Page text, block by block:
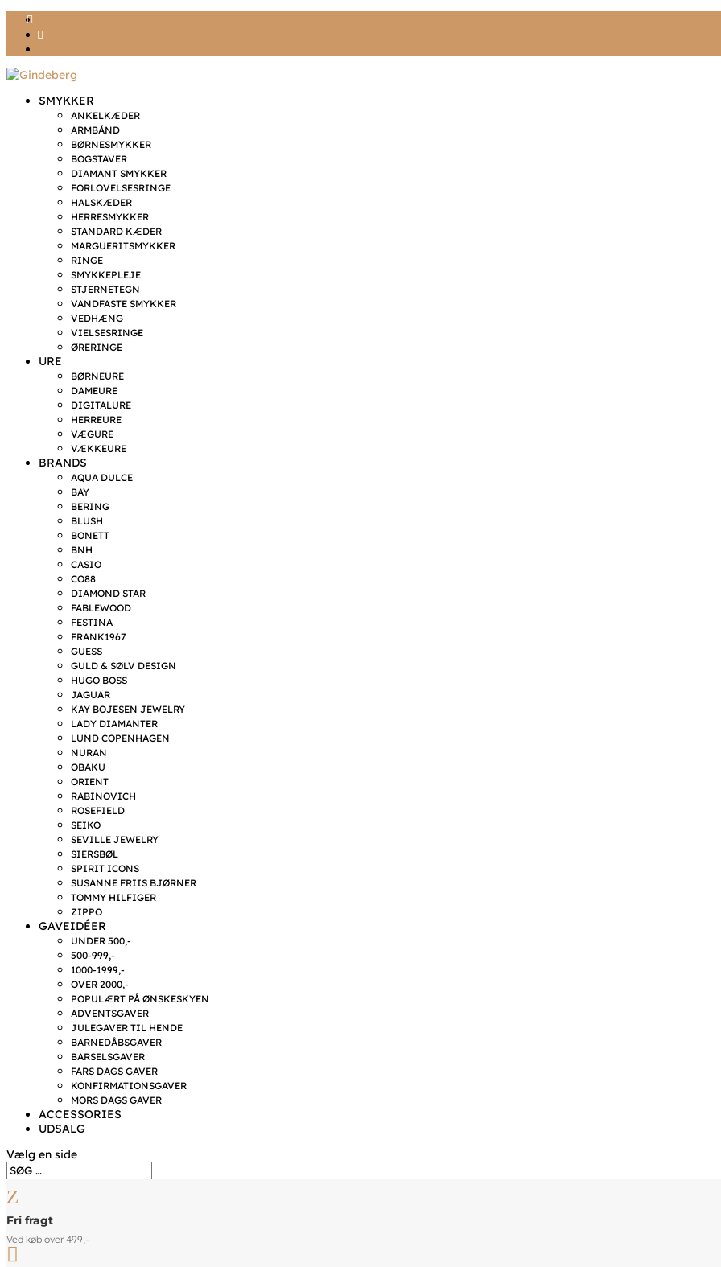
SMYKKER
ANKELKÆDER
ARMBÅND
BØRNESMYKKER
BOGSTAVER
DIAMANT SMYKKER
FORLOVELSESRINGE
HALSKÆDER
HERRESMYKKER
STANDARD KÆDER
MARGUERITSMYKKER
RINGE
SMYKKEPLEJE
STJERNETEGN
VANDFASTE SMYKKER
VEDHÆNG
VIELSESRINGE
ØRERINGE
URE
BØRNEURE
DAMEURE
DIGITALURE
HERREURE
VÆGURE
VÆKKEURE
BRANDS
AQUA DULCE
BAY
BERING
BLUSH
BONETT
BNH
CASIO
CO88
DIAMOND STAR
FABLEWOOD
FESTINA
FRANK1967
GUESS
GULD & SØLV DESIGN
HUGO BOSS
JAGUAR
KAY BOJESEN JEWELRY
LADY DIAMANTER
LUND COPENHAGEN
NURAN
OBAKU
ORIENT
RABINOVICH
ROSEFIELD
SEIKO
SEVILLE JEWELRY
SIERSBØL
SPIRIT ICONS
SUSANNE FRIIS BJØRNER
TOMMY HILFIGER
ZIPPO
GAVEIDÉER
UNDER 500,-
500-999,-
1000-1999,-
OVER 2000,-
POPULÆRT PÅ ØNSKESKYEN
ADVENTSGAVER
JULEGAVER TIL HENDE
BARNEDÅBSGAVER
BARSELSGAVER
FARS DAGS GAVER
KONFIRMATIONSGAVER
MORS DAGS GAVER
ACCESSORIES
UDSALG
Vælg en side
Z
Fri fragt
Ved køb over 499,-
